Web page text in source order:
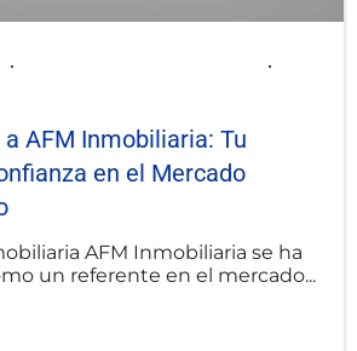
AFM Inmobiliaria: Tu
en el Mercado
AFM Inmobiliaria se ha
un referente en el mercado...